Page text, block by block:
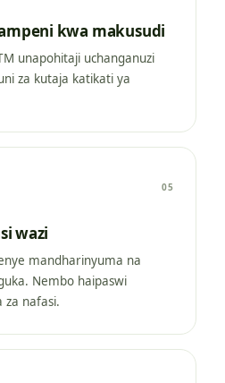
kwa makusudi
unapohitaji uchanganuzi
za kutaja katikati ya
05
wazi
mandharinyuma na
Nembo haipaswi
za nafasi.